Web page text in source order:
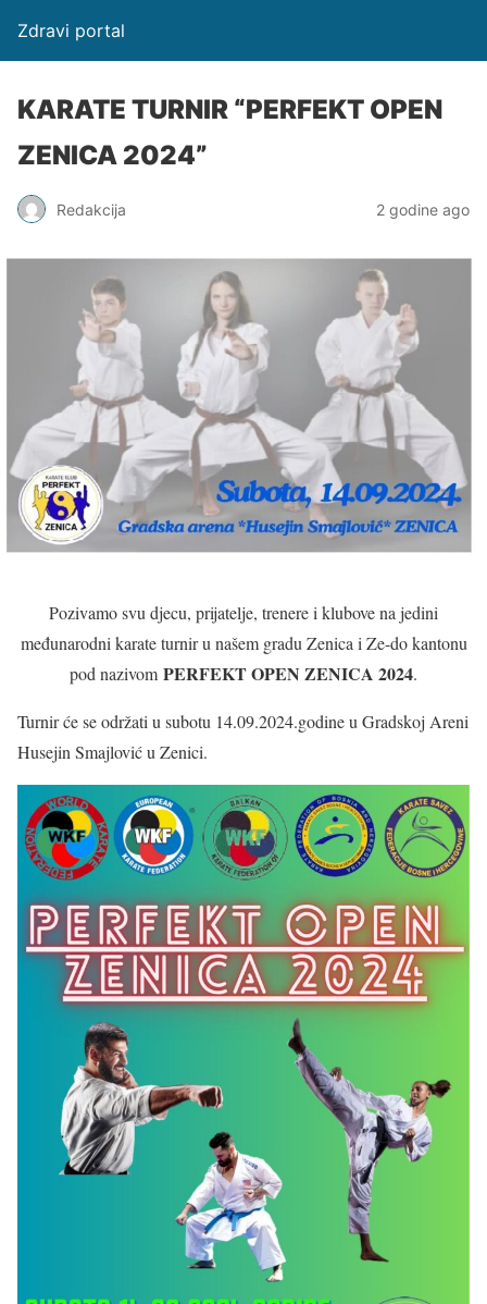
Zdravi portal
KARATE TURNIR “PERFEKT OPEN
ZENICA 2024”
Redakcija 2 godine ago
Pozivamo svu djecu, prijatelje, trenere i klubove na jedini
međunarodni karate turnir u našem gradu Zenica i Ze-do kantonu
pod nazivom PERFEKT OPEN ZENICA 2024.
Turnir će se održati u subotu 14.09.2024.godine u Gradskoj Areni
Husejin Smajlović u Zenici.